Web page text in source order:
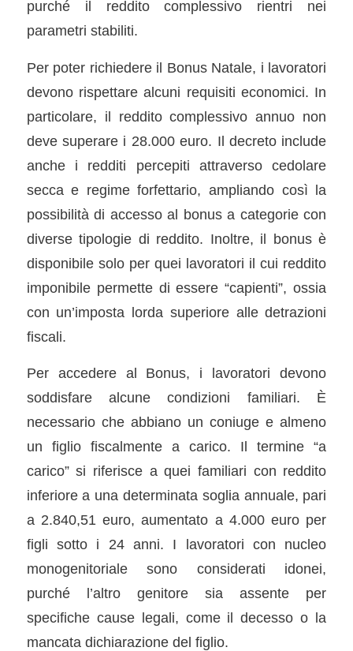
purché il reddito complessivo rientri nei
parametri stabiliti.
Per poter richiedere il Bonus Natale, i lavoratori
devono rispettare alcuni requisiti economici. In
particolare, il reddito complessivo annuo non
deve superare i 28.000 euro. Il decreto include
anche i redditi percepiti attraverso cedolare
secca e regime forfettario, ampliando così la
possibilità di accesso al bonus a categorie con
diverse tipologie di reddito. Inoltre, il bonus è
disponibile solo per quei lavoratori il cui reddito
imponibile permette di essere “capienti”, ossia
con un’imposta lorda superiore alle detrazioni
fiscali.
Per accedere al Bonus, i lavoratori devono
soddisfare alcune condizioni familiari. È
necessario che abbiano un coniuge e almeno
un figlio fiscalmente a carico. Il termine “a
carico” si riferisce a quei familiari con reddito
inferiore a una determinata soglia annuale, pari
a 2.840,51 euro, aumentato a 4.000 euro per
figli sotto i 24 anni. I lavoratori con nucleo
monogenitoriale sono considerati idonei,
purché l’altro genitore sia assente per
specifiche cause legali, come il decesso o la
mancata dichiarazione del figlio.